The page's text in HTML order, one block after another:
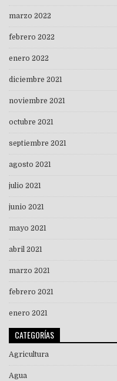
marzo 2022
febrero 2022
enero 2022
diciembre 2021
noviembre 2021
octubre 2021
septiembre 2021
agosto 2021
julio 2021
junio 2021
mayo 2021
abril 2021
marzo 2021
febrero 2021
enero 2021
CATEGORÍAS
Agricultura
Agua